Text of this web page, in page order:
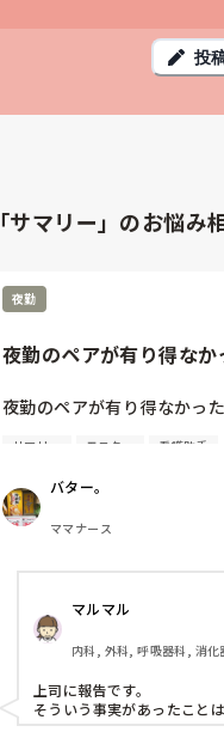
投
「サマリー」のお悩み
夜勤
夜勤のペアが有り得な
夜勤のペアが有り得なかった
今日の夜勤。
何も言わずとして電話をかけ
40分ほど居なくなって
怒り心頭のまま戻ってきて
また電話。
家族からのLINEだったのか。
ずっとその後も怒っていて
「大丈夫ですか？」と一応
「あぁ？」と。
無言で40分もいなくなって
サマリー モニター 看護助手
バター。
ママナース
マルマル
内科, 外科, 呼吸器科, 消
急性期, 超急性期, ICU,
ーダー, 神経内科, 脳神経
大学病院, 慢性期, 終末期,
上司に報告です。
そういう事実があったこと